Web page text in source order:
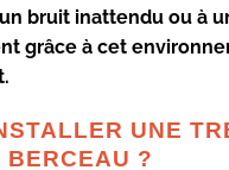
bruit inattendu ou à
grâce à cet
UNE
BERCEAU ?